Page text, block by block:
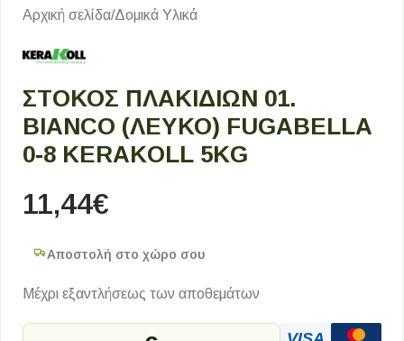
Αρχική σελίδα/Δομικά Υλικά
ΣΤΟΚΟΣ ΠΛΑΚΙΔΙΩΝ 01.
BIANCO (ΛΕΥΚΟ) FUGABELLA
0-8 KERAKOLL 5KG
11,44€
Αποστολή στο χώρο σου
Μέχρι εξαντλήσεως των αποθεμάτων